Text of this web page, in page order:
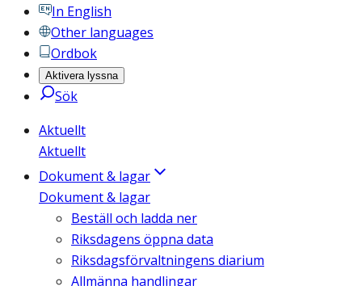
In English
Other languages
Ordbok
Aktivera lyssna
Sök
Aktuellt
Aktuellt
Dokument & lagar
Dokument & lagar
Beställ och ladda ner
Riksdagens öppna data
Riksdagsförvaltningens diarium
Allmänna handlingar